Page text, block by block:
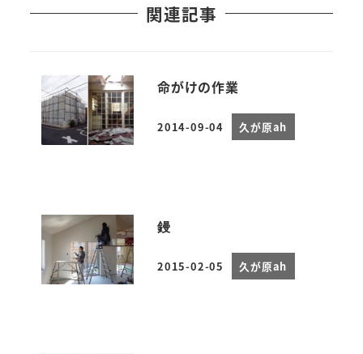
関連記事
命がけの作業
投稿日
2014-09-04 久が原ah
鏝
投稿日
2015-02-05 久が原ah